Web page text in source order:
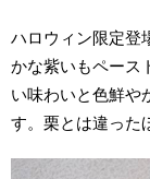
ハロウィン限定登
かな紫いもペース
い味わいと色鮮や
す。栗とは違った